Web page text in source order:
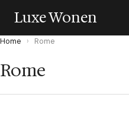
Luxe Wonen
Home › Rome
Rome